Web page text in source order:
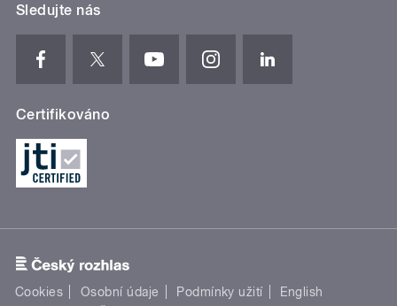
Sledujte nás
Certifikováno
Cookies Osobní údaje Podmínky užití
English